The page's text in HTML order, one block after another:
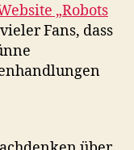
„Robots
Fans, dass